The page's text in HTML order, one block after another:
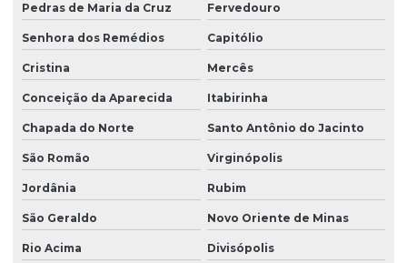
Pedras de Maria da Cruz Fervedouro
Senhora dos Remédios Capitólio
Cristina Mercês
Conceição da Aparecida Itabirinha
Chapada do Norte Santo Antônio do Jacinto
São Romão Virginópolis
Jordânia Rubim
São Geraldo Novo Oriente de Minas
Rio Acima Divisópolis